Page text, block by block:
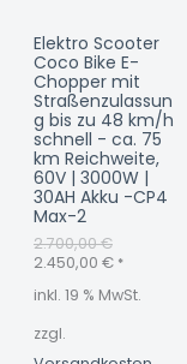
Elektro Scooter
Coco Bike E-
Chopper mit
Straßenzulassun
g bis zu 48 km/h
schnell - ca. 75
km Reichweite,
60V | 3000W |
30AH Akku -CP4
Max-2
2.700,00€
l
i
c
h
e
r
P
r
e
w
r
2.450,00 €
r
P
r
e
i
s
i
s
t
.
5
*
inkl. 19 % MwSt.
zzgl.